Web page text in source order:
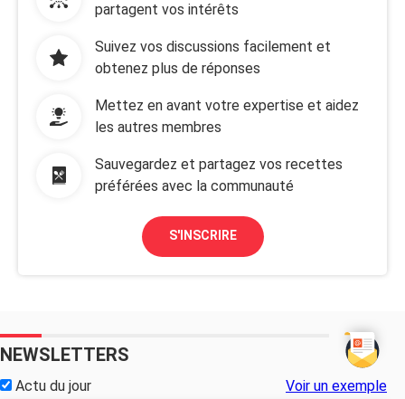
partagent vos intérêts
Suivez vos discussions facilement et
obtenez plus de réponses
Mettez en avant votre expertise et aidez
les autres membres
Sauvegardez et partagez vos recettes
préférées avec la communauté
S'INSCRIRE
NEWSLETTERS
Actu du jour Voir un exemple